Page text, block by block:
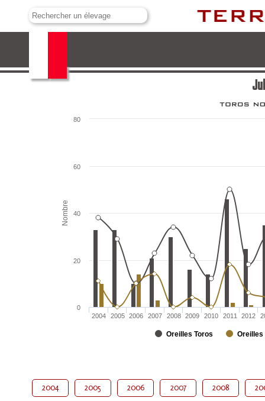
Nombre
Oreilles Toros Oreilles
2004 2005 2006 2007 2008 2009 2010 2011 2012
0
20
40
60
80
2004 2005 2006 2007 2008